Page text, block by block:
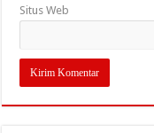
Situs Web